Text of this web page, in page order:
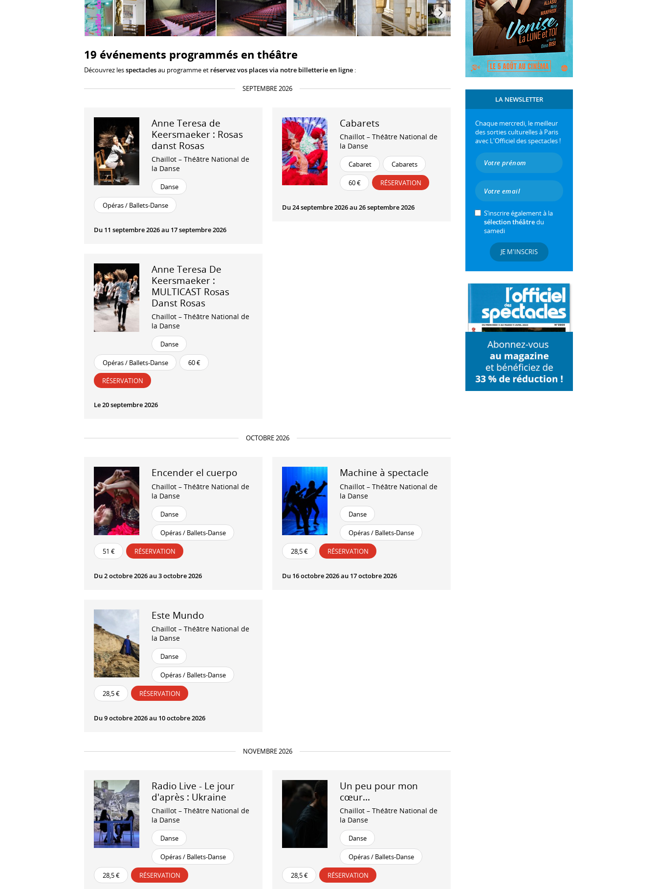
19 événements programmés en théâtre
Découvrez lesspectaclesau programme et réservez vos places via notre billetterie en ligne :
SEPTEMBRE 2026
Anne Teresa de
Keersmaeker : Rosas
danst Rosas
Chaillot – Théâtre National de
la Danse
Danse
Opéras / Ballets-Danse
Du 11 septembre 2026 au 17 septembre 2026
Anne Teresa De
Keersmaeker :
MULTICAST Rosas
Danst Rosas
Chaillot – Théâtre National de
la Danse
Danse
Opéras / Ballets-Danse 60 €
RÉSERVATION
Le 20 septembre 2026
Cabarets
Chaillot – Théâtre National de
la Danse
Cabaret Cabarets
60 € RÉSERVATION
Du 24 septembre 2026 au 26 septembre 2026
OCTOBRE 2026
Encender el cuerpo
Chaillot – Théâtre National de
la Danse
Danse
Opéras / Ballets-Danse
51 € RÉSERVATION
Du 2 octobre 2026 au 3 octobre 2026
Este Mundo
Chaillot – Théâtre National de
la Danse
Danse
Opéras / Ballets-Danse
28,5 € RÉSERVATION
Du 9 octobre 2026 au 10 octobre 2026
Machine à spectacle
Chaillot – Théâtre National de
la Danse
Danse
Opéras / Ballets-Danse
28,5 € RÉSERVATION
Du 16 octobre 2026 au 17 octobre 2026
NOVEMBRE 2026
Radio Live - Le jour
d'après : Ukraine
Chaillot – Théâtre National de
la Danse
Danse
Opéras / Ballets-Danse
28,5 € RÉSERVATION
Un peu pour mon
cœur...
Chaillot – Théâtre National de
la Danse
Danse
Opéras / Ballets-Danse
28,5 € RÉSERVATION
LA NEWSLETTER
Chaque mercredi, le meilleur
des sorties culturelles à Paris
avec L'Officiel des spectacles !
S’inscrire également à la
sélection théâtredu
samedi
JE M'INSCRIS